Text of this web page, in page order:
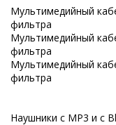
Мультимедийный
фильтра
Мультимедийный
фильтра
Мультимедийный
фильтра
Наушники с MP3 и с